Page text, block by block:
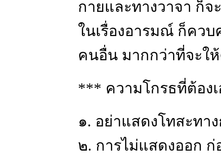
กายและทางวาจา ก็
ในเรื่องอารมณ์ ก็คว
คนอื่น มากกว่าที่จะให้
*** ความโกรธที่ต้อง
๑. อย่าแสดงโทสะทา
๒. การไม่แสดงออก